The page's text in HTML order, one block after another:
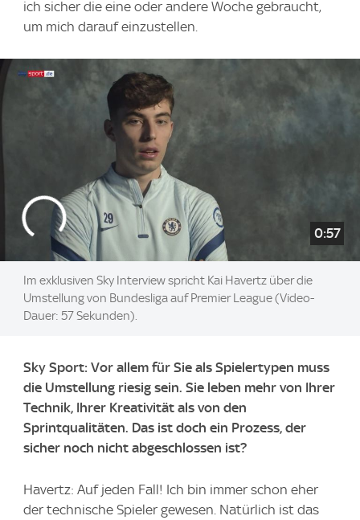
ich sicher die eine oder andere Woche gebraucht,
um mich darauf einzustellen.
0:57
Im exklusiven Sky Interview spricht Kai Havertz über die
Umstellung von Bundesliga auf Premier League (Video-
Dauer: 57 Sekunden).
Sky Sport: Vor allem für Sie als Spielertypen muss
die Umstellung riesig sein. Sie leben mehr von Ihrer
Technik, Ihrer Kreativität als von den
Sprintqualitäten. Das ist doch ein Prozess, der
sicher noch nicht abgeschlossen ist?
Havertz: Auf jeden Fall! Ich bin immer schon eher
der technische Spieler gewesen. Natürlich ist das